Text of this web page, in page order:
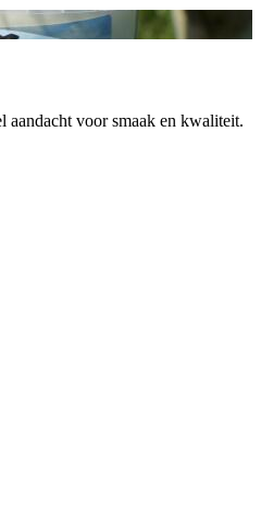
aandacht voor smaak en kwaliteit.